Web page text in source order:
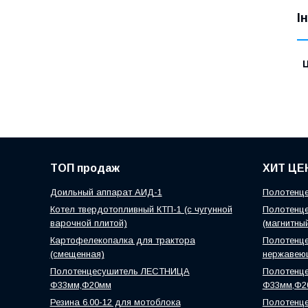
ТОП продаж
Доильный аппарат АИД-1
Котел твердотопливный КТП-1 (с чугунной
варочной плитой)
Картофелекопалка для трактора
(смещенная)
Полотенцесушитель ЛЕСТНИЦА
Ф33мм,Ф20мм
Резина 6.00-12 для мотоблока
ХИТ